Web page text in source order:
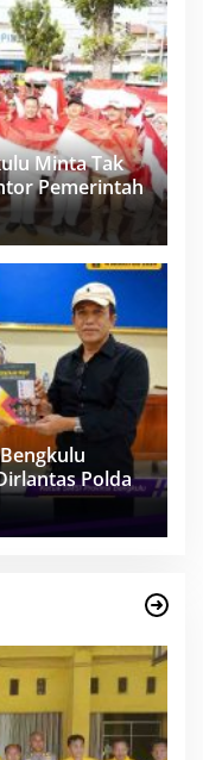
Minta Tak
Pemerintah
Polda